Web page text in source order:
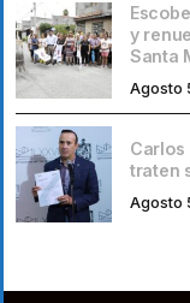
y
Santa
Agosto
Carlos
traten
Agosto